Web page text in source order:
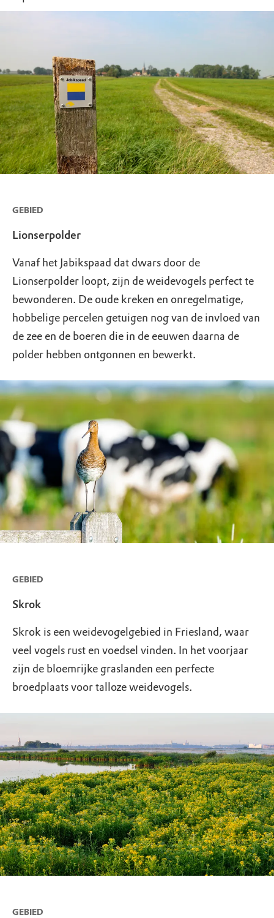
GEBIED
Lionserpolder
Vanaf het Jabikspaad dat dwars door de
Lionserpolder loopt, zijn de weidevogels perfect te
bewonderen. De oude kreken en onregelmatige,
hobbelige percelen getuigen nog van de invloed van
de zee en de boeren die in de eeuwen daarna de
polder hebben ontgonnen en bewerkt.
GEBIED
Skrok
Skrok is een weidevogelgebied in Friesland, waar
veel vogels rust en voedsel vinden. In het voorjaar
zijn de bloemrijke graslanden een perfecte
broedplaats voor talloze weidevogels.
GEBIED